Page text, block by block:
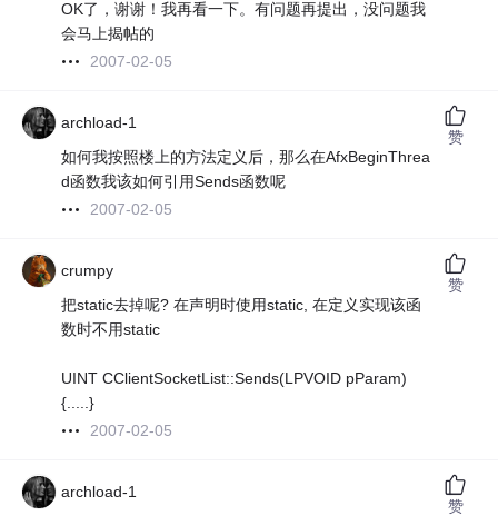
OK了，谢谢！我再看一下。有问题再提出，没问题我
会马上揭帖的
2007-02-05
archload-1
如何我按照楼上的方法定义后，那么在AfxBeginThrea
d函数我该如何引用Sends函数呢
2007-02-05
赞
crumpy
把static去掉呢? 在声明时使用static, 在定义实现该函
数时不用static
UINT CClientSocketList::Sends(LPVOID pParam)
{.....}
2007-02-05
赞
archload-1
赞